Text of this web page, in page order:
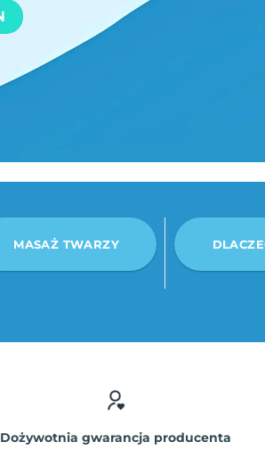
MASAŻ TWARZY
Dożywotnia gwarancja producenta